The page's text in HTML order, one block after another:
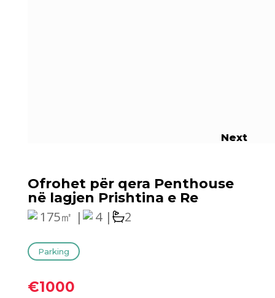
Next
Ofrohet për qera Penthouse
në lagjen Prishtina e Re
175㎡ |
4 | 2
Parking
€1000